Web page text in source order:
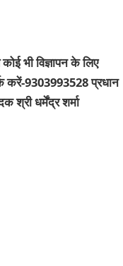
भी विज्ञापन के लिए
करें-9303993528 प्रधान
श्री धर्मेंद्र शर्मा